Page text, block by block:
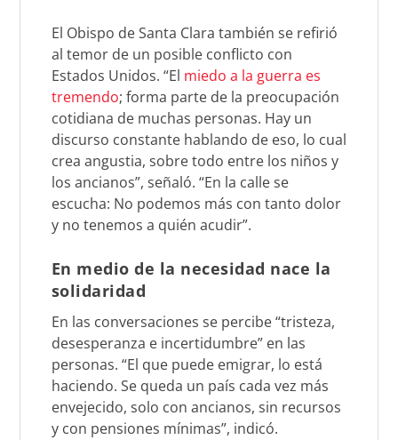
El Obispo de Santa Clara también se refirió
al temor de un posible conflicto con
Estados Unidos. “El miedo a la guerra es
tremendo; forma parte de la preocupación
cotidiana de muchas personas. Hay un
discurso constante hablando de eso, lo cual
crea angustia, sobre todo entre los niños y
los ancianos”, señaló. “En la calle se
escucha: No podemos más con tanto dolor
y no tenemos a quién acudir”.
En medio de la necesidad nace la
solidaridad
En las conversaciones se percibe “tristeza,
desesperanza e incertidumbre” en las
personas. “El que puede emigrar, lo está
haciendo. Se queda un país cada vez más
envejecido, solo con ancianos, sin recursos
y con pensiones mínimas”, indicó.